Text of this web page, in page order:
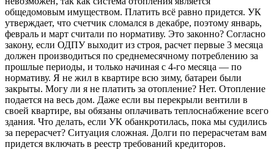
общедомовым имуществом. Платить всё равно придется. УК
утверждает, что счетчик сломался в декабре, поэтому январь,
февраль и март считали по нормативу. Это законно? Согласно
закону, если ОДПУ выходит из строя, расчет первые 3 месяца
должен производиться по среднемесячному потреблению за
прошлые периоды, и только начиная с 4-го месяца — по
нормативу. Я не жил в квартире всю зиму, батареи были
закрыты. Могу ли я не платить за отопление? Нет. Отопление
подается на весь дом. Даже если вы перекрыли вентили в
своей квартире, вы обязаны оплачивать теплоснабжение всего
здания. Что делать, если УК обанкротилась, пока мы судились
за перерасчет? Ситуация сложная. Долги по перерасчетам вам
придется включать в реестр требований кредиторов.